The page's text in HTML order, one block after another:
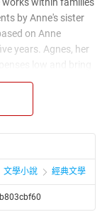
by Anne's sister
on Anne
years. Agnes, her
treats her like
is determined to get
a
some
for the
allows Anne to
and
additional theme
文學小說 經典文學